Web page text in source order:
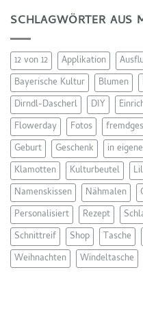
SCHLAGWÖRTER AUS
12 von 12 Applikation
Bayerische Kultur
Blumen
Dirndl-Dascherl
DIY
Flowerday
Fotos
Geburt
Geschenk in
Klamotten
Kulturbeutel
Namenskissen
Nähmalen
Personalisiert
Rezept
Schnittreif
Shop Tasche
Weihnachten
Windeltasche